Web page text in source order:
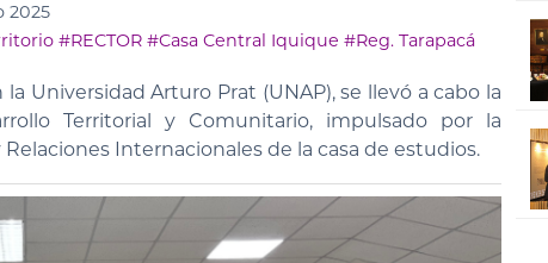
2025
#RECTOR #Casa Central Iquique #Reg. Tarapacá
Universidad Arturo Prat (UNAP), se llevó a cabo la
Territorial y Comunitario, impulsado por la
Internacionales de la casa de estudios.